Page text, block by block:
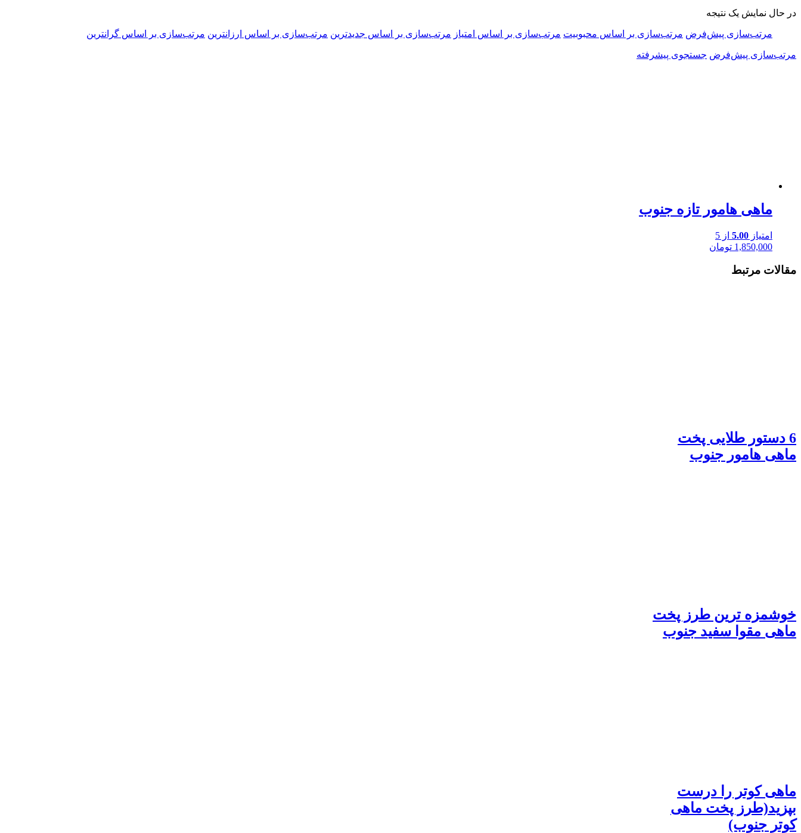
در حال نمایش یک نتیجه
مرتب‌سازی پیش‌فرض مرتب‌سازی بر اساس محبوبیت مرتب‌سازی بر اساس امتیاز مرتب‌سازی بر اساس جدیدترین مرتب‌سازی بر اساس ارزانترین مرتب‌سازی بر اساس گرانترین
مرتب‌سازی پیش‌فرض جستجوی پیشرفته
ماهی هامور تازه جنوب
امتیاز 5.00 از 5
1,850,000 تومان
مقالات مرتبط
6 دستور طلایی پخت
ماهی هامور جنوب
خوشمزه ترین طرز پخت
ماهی مقوا سفید جنوب
ماهی کوتر را درست
بپزید(طرز پخت ماهی
کوتر جنوب)